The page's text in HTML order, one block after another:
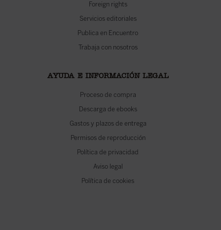
Foreign rights
Servicios editoriales
Publica en Encuentro
Trabaja con nosotros
AYUDA E INFORMACIÓN LEGAL
Proceso de compra
Descarga de ebooks
Gastos y plazos de entrega
Permisos de reproducción
Política de privacidad
Aviso legal
Política de cookies